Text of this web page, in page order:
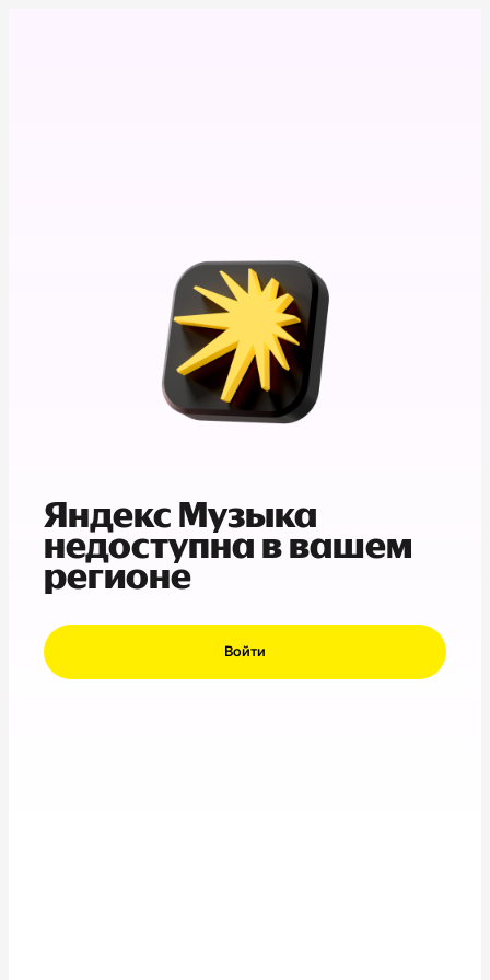
Яндекс Музыка
недоступна в вашем
регионе
Войти